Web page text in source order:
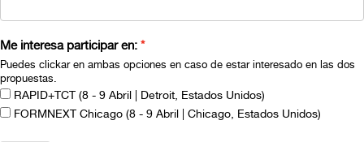
Me interesa participar en:
Puedes clickar en ambas opciones en caso de estar interesado en las dos
propuestas.
RAPID+TCT (8 - 9 Abril | Detroit, Estados Unidos)
FORMNEXT Chicago (8 - 9 Abril | Chicago, Estados Unidos)